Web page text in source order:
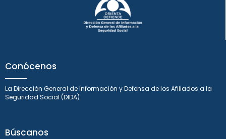
Conócenos
La Dirección General de Información y Defensa de los Afiliados a la
Seguridad Social (DIDA)
Búscanos